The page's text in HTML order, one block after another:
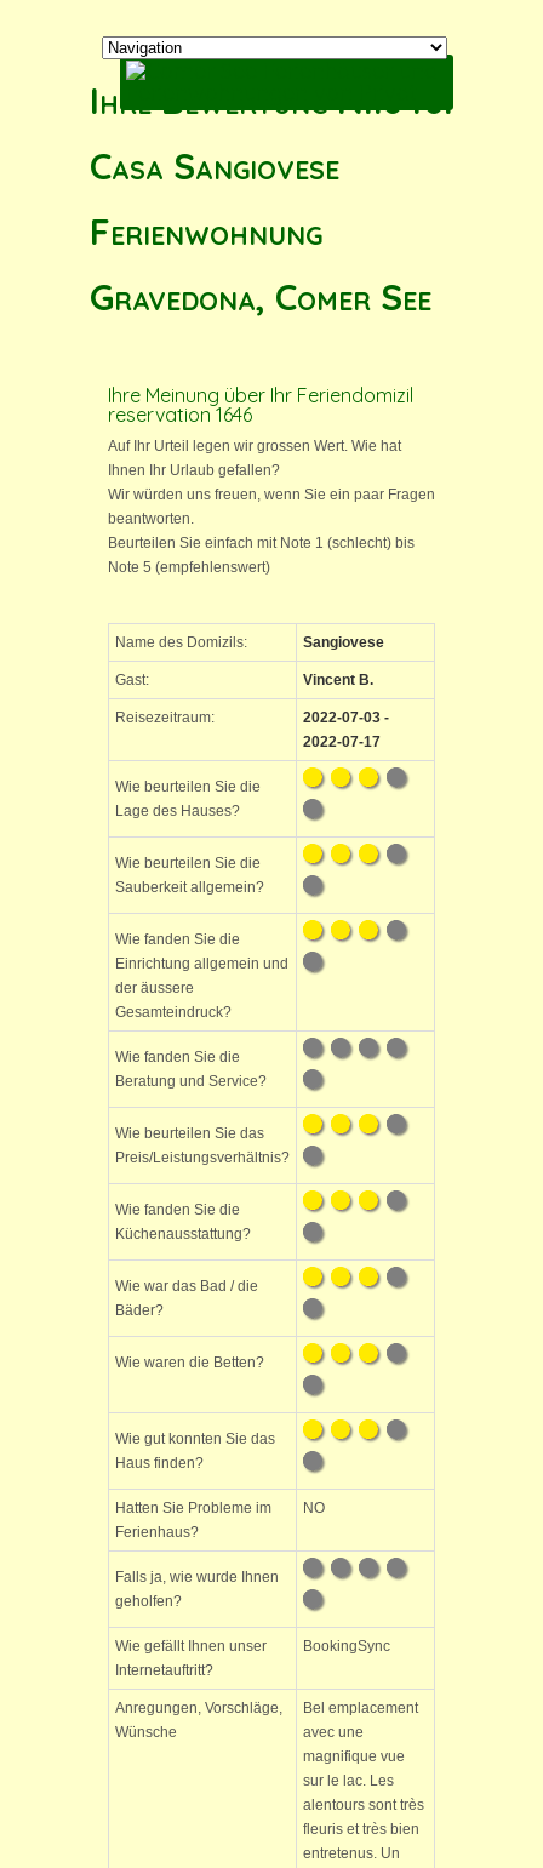
Ihre Bewertung N.1646:
Casa Sangiovese
Ferienwohnung
Gravedona, Comer See
Ihre Meinung über Ihr Feriendomizil
reservation 1646
Auf Ihr Urteil legen wir grossen Wert. Wie hat
Ihnen Ihr Urlaub gefallen?
Wir würden uns freuen, wenn Sie ein paar Fragen
beantworten.
Beurteilen Sie einfach mit Note 1 (schlecht) bis
Note 5 (empfehlenswert)
Name des Domizils: Sangiovese
Gast: Vincent B.
Reisezeitraum:
2022-07-03 -
2022-07-17
Wie beurteilen Sie die
Lage des Hauses?
Wie beurteilen Sie die
Sauberkeit allgemein?
Wie fanden Sie die
Einrichtung allgemein und
der äussere
Gesamteindruck?
Wie fanden Sie die
Beratung und Service?
Wie beurteilen Sie das
Preis/Leistungsverhältnis?
Wie fanden Sie die
Küchenausstattung?
Wie war das Bad / die
Bäder?
Wie waren die Betten?
Wie gut konnten Sie das
Haus finden?
Hatten Sie Probleme im
Ferienhaus?
NO
Falls ja, wie wurde Ihnen
geholfen?
Wie gefällt Ihnen unser
Internetauftritt?
BookingSync
Anregungen, Vorschläge,
Wünsche
Bel emplacement
avec une
magnifique vue
sur le lac. Les
alentours sont très
fleuris et très bien
entretenus. Un